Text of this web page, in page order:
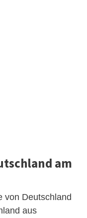
am
von Deutschland
aus